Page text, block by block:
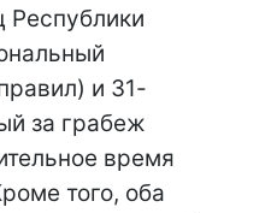
и 31-
за грабеж
время
того, оба